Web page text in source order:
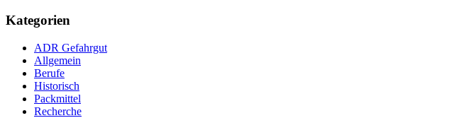
Kategorien
ADR Gefahrgut
Allgemein
Berufe
Historisch
Packmittel
Recherche